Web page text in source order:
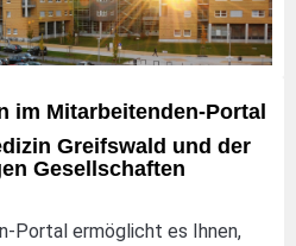
im Mitarbeitenden-Portal
Greifswald und der
Gesellschaften
Portal ermöglicht es Ihnen,